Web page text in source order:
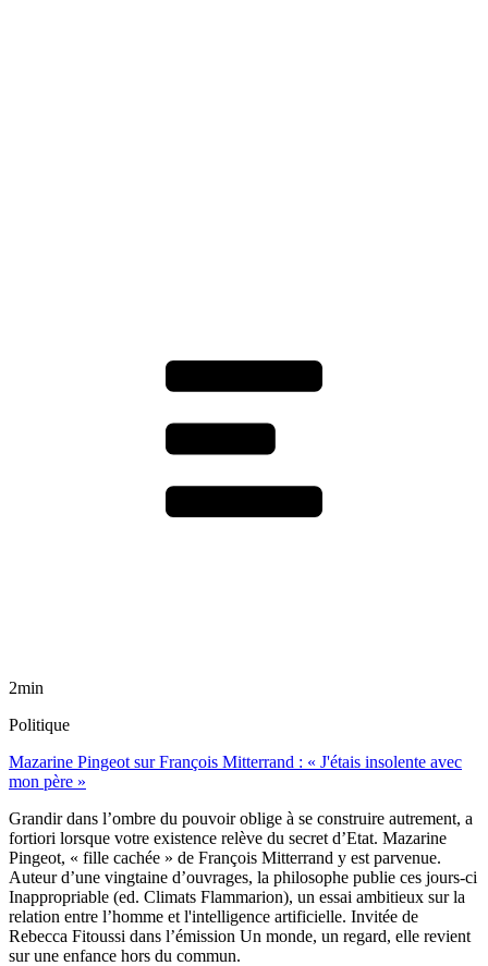
2min
Politique
Mazarine Pingeot sur François Mitterrand : « J'étais insolente avec
mon père »
Grandir dans l’ombre du pouvoir oblige à se construire autrement, a
fortiori lorsque votre existence relève du secret d’Etat. Mazarine
Pingeot, « fille cachée » de François Mitterrand y est parvenue.
Auteur d’une vingtaine d’ouvrages, la philosophe publie ces jours-ci
Inappropriable (ed. Climats Flammarion), un essai ambitieux sur la
relation entre l’homme et l'intelligence artificielle. Invitée de
Rebecca Fitoussi dans l’émission Un monde, un regard, elle revient
sur une enfance hors du commun.